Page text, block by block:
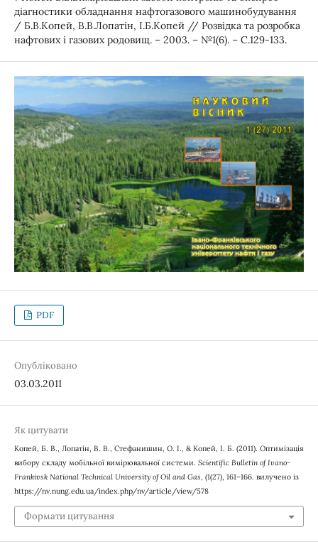
діагностики обладнання нафтогазового машинобудування
/ Б.В.Копей, В.В.Лопатін, І.Б.Копей // Розвідка та розробка
нафтових і газових родовищ. – 2003. – №1(6). – С.129-133.
PDF
Опубліковано
03.03.2011
Як цитувати
Копей, Б. В., Лопатін, В. В., Стефанишин, О. І., & Копей, І. Б. (2011). Оптимізація
вибору складу мобільної вимірювальної системи. Scientific Bulletin of Ivano-
Frankivsk National Technical University of Oil and Gas, (1(27), 161–166. вилучено із
https://nv.nung.edu.ua/index.php/nv/article/view/578
Формати цитування